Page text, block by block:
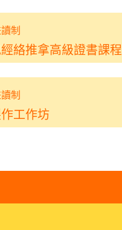
制
絡推拿高級證書課程
制
工作坊